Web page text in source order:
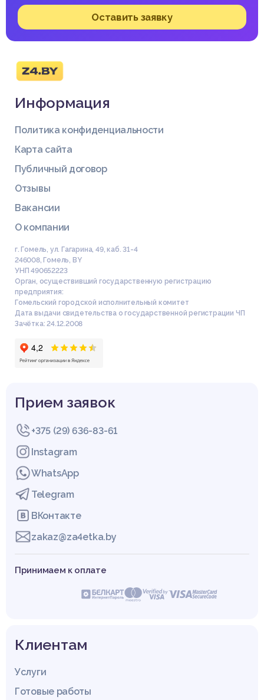
Купить эту работу
2 Устав потребительского кооператива
Оставить заявку
Информация
Политика конфиденциальности
Карта сайта
Публичный договор
Отзывы
Вакансии
О компании
г. Гомель, ул. Гагарина, 49, каб. 31-4
246008, Гомель, BY
УНП 490652223
Орган, осуществивший государственную регистрацию
предприятия:
Гомельский городской исполнительный комитет
Дата выдачи свидетельства о государственной регистрации ЧП
Зачётка: 24.12.2008
Прием заявок
+375 (29) 636-83-61
Instagram
WhatsApp
Telegram
ВКонтакте
zakaz@za4etka.by
Принимаем к оплате
Клиентам
Услуги
Готовые работы